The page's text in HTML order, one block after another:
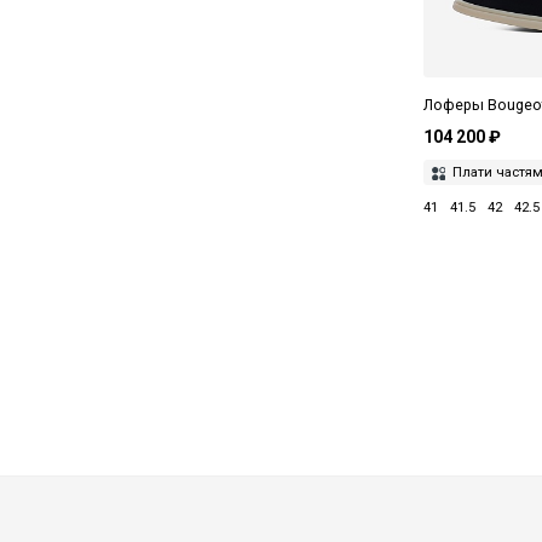
Лоферы
104 200 ₽
Плати
41 41.5 42 42.5